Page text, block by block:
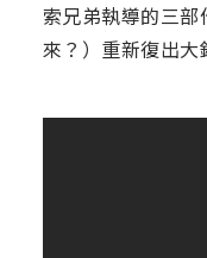
索兄弟執導的三
來？）重新復出大